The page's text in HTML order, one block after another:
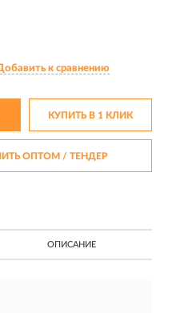
к сравнению
КУПИТЬ В 1 КЛИК
ОПТОМ/ ТЕНДЕР
ОПИСАНИЕ